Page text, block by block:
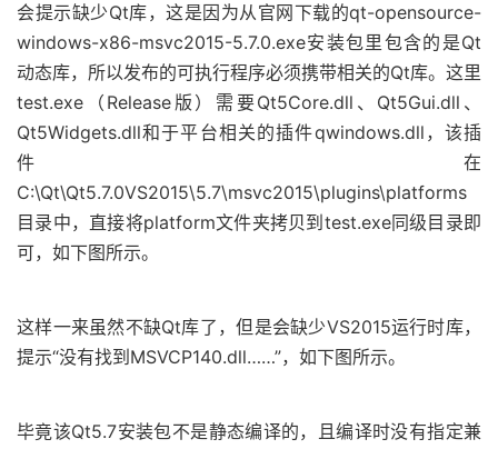
会提示缺少Qt库，这是因为从官网下载的qt-opensource-
windows-x86-msvc2015-5.7.0.exe安装包里包含的是Qt
动态库，所以发布的可执行程序必须携带相关的Qt库。这里
test.exe（Release版）需要Qt5Core.dll、Qt5Gui.dll、
Qt5Widgets.dll和于平台相关的插件qwindows.dll，该插
件在
C:\Qt\Qt5.7.0VS2015\5.7\msvc2015\plugins\platforms
目录中，直接将platform文件夹拷贝到test.exe同级目录即
可，如下图所示。
这样一来虽然不缺Qt库了，但是会缺少VS2015运行时库，
提示“没有找到MSVCP140.dll……”，如下图所示。
毕竟该Qt5.7安装包不是静态编译的，且编译时没有指定兼